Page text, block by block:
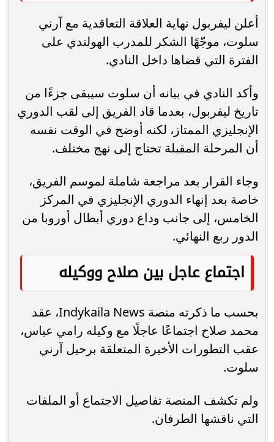
أعلن ليفربول نهاية العلاقة التعاقدية مع آرني
سلوت، موجّهًا الشكر للمدرب الهولندي على
الفترة التي قضاها داخل النادي.
وأكد النادي في بيانه أن سلوت سيبقى جزءًا من
تاريخ ليفربول، بعدما قاد الفريق إلى لقب الدوري
الإنجليزي الممتاز، لكنه أوضح في الوقت نفسه
أن المرحلة المقبلة تحتاج إلى نهج مختلف.
وجاء القرار بعد مراجعة شاملة لموسم الفريق،
خاصة بعد إنهاء الدوري الإنجليزي في المركز
الخامس، إلى جانب وداع دوري أبطال أوروبا من
الدور ربع النهائي.
اجتماع عاجل بين صلاح ووكيله
بحسب ما ذكرته منصة Indykaila News، عقد
محمد صلاح اجتماعًا عاجلًا مع وكيله رامي عباس،
عقب التطورات الأخيرة المتعلقة برحيل آرني
سلوت.
ولم تكشف المنصة تفاصيل الاجتماع أو الملفات
التي ناقشها الطرفان.